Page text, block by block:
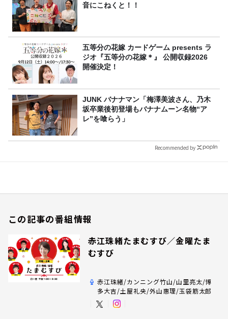
音にこねくと！！
五等分の花嫁 カードゲーム presents ラ
ジオ『五等分の花嫁＊』 公開収録2026
開催決定！
JUNK バナナマン「梅澤美波さん、乃木
坂卒業後初登場もバナナムーン名物“ア
レ”を喰らう」
Recommended by
この記事の番組情報
赤江珠緒たまむすび／金曜たま
むすび
赤江珠緒/カンニング竹山/山里亮太/博
多大吉/土屋礼央/外山惠理/玉袋筋太郎